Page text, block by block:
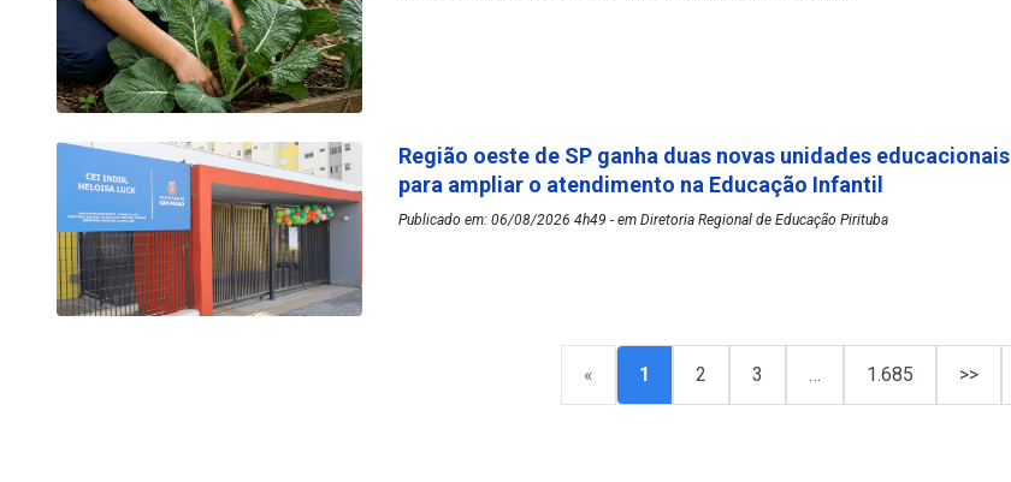
Região oeste de SP ganha duas novas unidades educacionais
para ampliar o atendimento na Educação Infantil
Publicado em: 06/08/2026 4h49 - em Diretoria Regional de Educação Pirituba
« 1 2 3 … 1.685 >>